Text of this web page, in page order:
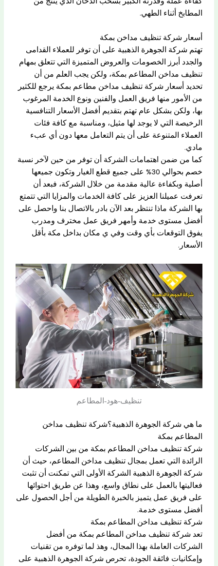
المطابخ أثناء الطهي.
أسعار شركة تنظيف مداخن بمكة
تهتم شركة الجوهرة الذهبية على أن توفر للعملاء القدامى
والجدد أبرز الخصومات والعروض المتميزة التي تتعلق بمهام
تنظيف مداخن المطاعم بمكة، ولكن يجب العلم من أن
تحديد أسعار شركة تنظيف مداخن مطاعم بمكة يرجع للكثير
من الأمور منها فريق العمل والفنين ونوع الخدمة المرغوب
بها، ولكن بشكل عام تهتم بتقديم أفضل الأسعار التنافسية
الرخيصة التي لا يوجد لها مثيل، ومناسبة مع كافة فئات
العملاء المتنوعة على أن يتم التعامل معها دون أي عبء
مادي.
كما من ضمن اهتمامات الشركة أن توفر من حين لآخر نسبة
خصم بحوالي 30% على جميع قطع الغيار وتكون جميعها
أصلية وبكفاءة عالية مقدمة من خلال الشركة، فبعد أن
تعرفت عميلنا العزيز على كافة الخدمات والمزايا التي تتمتع
بها الشركة ماذا تنتظر بعد الآن بادر بالاتصال بنا واحصل على
أفضل مستوى خدمة وأمهر فريق عمل مخترف ومدرب
يفوق التوقعات بأي وقت وفي ي مكان بداخل مكة بأقل
الأسعار.
تنظيف-هود-المطاعم
ما هي شركة الجوهرة الذهبية؟شركة تنظيف مداخن
المطاعم بمكة
شركة تنظيف مداخن المطاعم بمكة من بين الشركات
الرائدة التي تعمل بمجال تنظيف مداخن المطاعم، حيث أن
شركة الجوهرة الذهبية الشركة الأولى التي تمكنت أن تثبت
فعاليتها بالعمل على نطاق واسع، وهذا عن طريق احتوائها
على فريق عمل يتميز بالخبرة الطويلة من أجل الحصول على
أفضل مستوى خدمة.
شركة تنظيف مداخن المطاعم بمكة
تعد شركة تنظيف مداخن المطاعم بمكة من أفضل
الشركات العاملة بهذا المجال، وهذ لما توفره من تقنيات
وإمكانيات فائقة الجودة، تحرص شركة الجوهرة الذهبية على